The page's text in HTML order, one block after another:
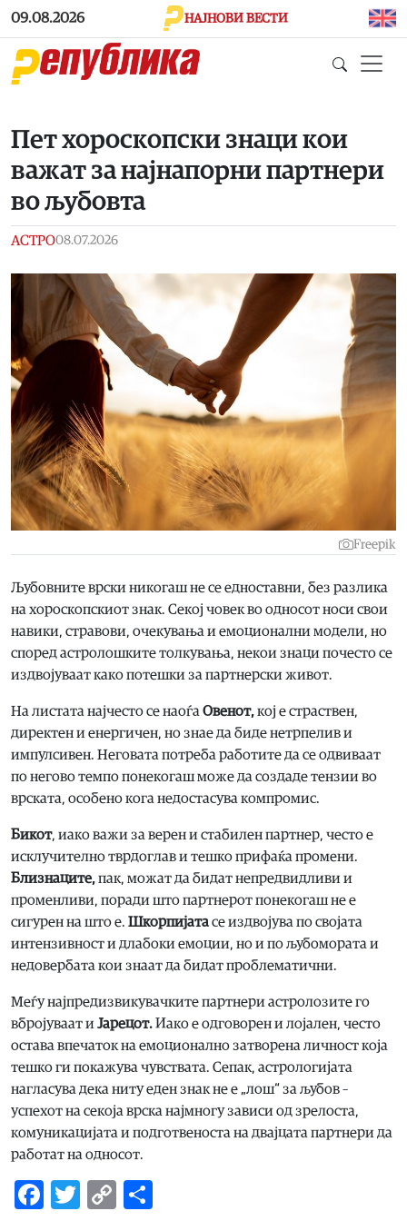
Skip to main content
09.08.2026 НАЈНОВИ ВЕСТИ
Пет хороскопски знаци кои
важат за најнапорни партнери
во љубовта
АСТРО08.07.2026
Freepik
Љубовните врски никогаш не се едноставни, без разлика
на хороскопскиот знак. Секој човек во односот носи свои
навики, стравови, очекувања и емоционални модели, но
според астролошките толкувања, некои знаци почесто се
издвојуваат како потешки за партнерски живот.
На листата најчесто се наоѓа Овенот,кој е страствен,
директен и енергичен, но знае да биде нетрпелив и
импулсивен. Неговата потреба работите да се одвиваат
по негово темпо понекогаш може да создаде тензии во
врската, особено кога недостасува компромис.
Бикот, иако важи за верен и стабилен партнер, често е
исклучително тврдоглав и тешко прифаќа промени.
Близнаците,пак, можат да бидат непредвидливи и
променливи, поради што партнерот понекогаш не е
сигурен на што е. Шкорпијатасе издвојува по својата
интензивност и длабоки емоции, но и по љубомората и
недовербата кои знаат да бидат проблематични.
Меѓу најпредизвикувачките партнери астролозите го
вбројуваат иЈарецот.Иако е одговорен и лојален, често
остава впечаток на емоционално затворена личност која
тешко ги покажува чувствата. Сепак, астрологијата
нагласува дека ниту еден знак не е „лош“ за љубов –
успехот на секоја врска најмногу зависи од зрелоста,
комуникацијата и подготвеноста на двајцата партнери да
работат на односот.
Facebook
Twitter
Copy